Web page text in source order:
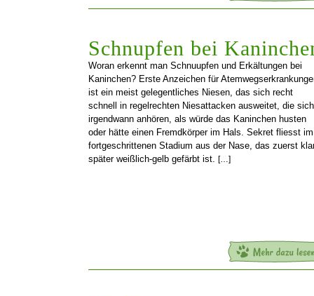
Schnupfen bei
Woran erkennt man Schnuupfen und Erkältungen bei
Kaninchen? Erste Anzeichen für
ist ein meist gelegentliches Niesen, das sich recht
schnell in regelrechten Niesattacken ausweitet, die sich
irgendwann anhören, als würde das Kaninchen husten
oder hätte einen Fremdkörper im Hals. Sekret fliesst im
fortgeschrittenen Stadium aus der Nase, das zuerst
später weißlich-gelb gefärbt ist. […]